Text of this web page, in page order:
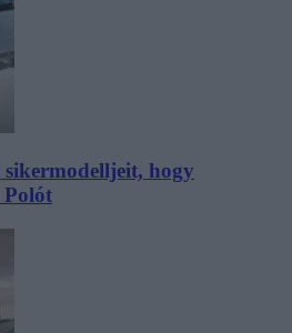
hogy
Polót